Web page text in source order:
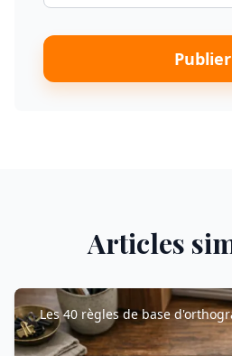
Publier
Articles
Les 40 règles de base